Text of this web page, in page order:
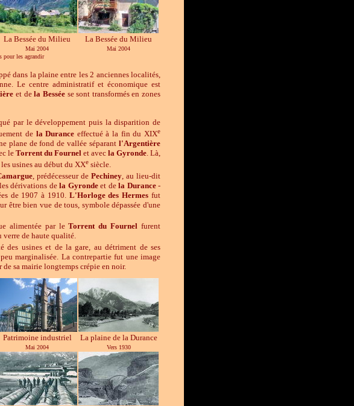
La Bessée du Milieu La Bessée du Milieu
Mai 2004
Mai 2004
pour les agrandir
dans la plaine entre les 2 anciennes localités,
Le centre administratif et économique est
et dela Besséese sont transformés en zones
par le développement puis la disparition de
de la Durance effectué à la fin du XIXe
plane de fond de vallée séparant l'Argentière
leTorrent du Fournel et avec la Gyronde . Là,
usines au début du XXe siècle.
, prédécesseur de Pechiney, au lieu-dit
dérivations dela Gyrondeet de la Durance-
de 1907 à 1910. L'Horloge des Hermes fut
être bien vue de tous, symbole dépassée d'une
alimentée par leTorrent du Fournel furent
verre de haute qualité.
usines et de la gare, au détriment de ses
marginalisée. La contrepartie fut une image
sa mairie longtemps crépie en noir.
Patrimoine industriel La plaine de la Durance
Mai 2004 Vers 1930